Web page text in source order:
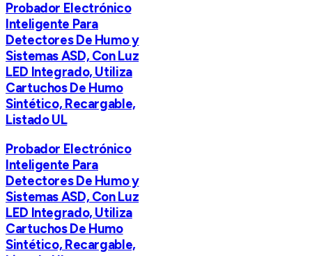
Probador Electrónico
Inteligente Para
Detectores De Humo y
Sistemas ASD, Con Luz
LED Integrado, Utiliza
Cartuchos De Humo
Sintético, Recargable,
Listado UL
Probador Electrónico
Inteligente Para
Detectores De Humo y
Sistemas ASD, Con Luz
LED Integrado, Utiliza
Cartuchos De Humo
Sintético, Recargable,